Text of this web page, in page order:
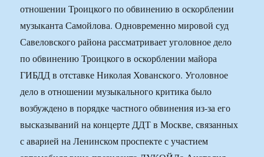
отношении Троицкого по обвинению в оскорблении
музыканта Самойлова. Одновременно мировой суд
Савеловского района рассматривает уголовное дело
по обвинению Троицкого в оскорблении майора
ГИБДД в отставке Николая Хованского. Уголовное
дело в отношении музыкального критика было
возбуждено в порядке частного обвинения из-за его
высказываний на концерте ДДТ в Москве, связанных
с аварией на Ленинском проспекте с участием